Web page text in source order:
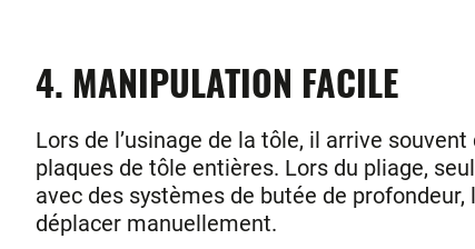
4. MANIPULATION FACILE
Lors de l’usinage de la tôle, il arrive
plaques de tôle entières. Lors du pliage,
avec des systèmes de butée de
déplacer manuellement.